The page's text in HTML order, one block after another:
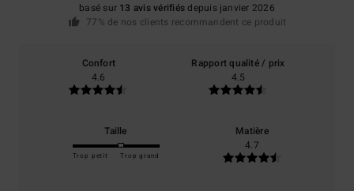
basé sur 13 avis vérifiésdepuis janvier 2026
77% de nos clients recommandent ce produit
Confort
4.6
Rapport qualité / prix
4.5
Taille
Trop petit Trop grand
Matière
4.7